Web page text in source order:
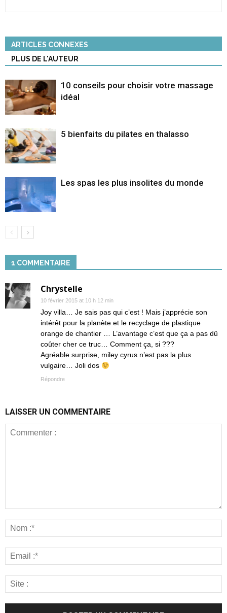
ARTICLES CONNEXES
PLUS DE L'AUTEUR
10 conseils pour choisir votre massage
idéal
5 bienfaits du pilates en thalasso
Les spas les plus insolites du monde
1 COMMENTAIRE
Chrystelle
10 février 2015 at 10 h 12 min
Joy villa… Je sais pas qui c’est ! Mais j’apprécie son
intérêt pour la planète et le recyclage de plastique
orange de chantier … L’avantage c’est que ça a pas dû
coûter cher ce truc… Comment ça, si ???
Agréable surprise, miley cyrus n’est pas la plus
vulgaire… Joli dos
Répondre
LAISSER UN COMMENTAIRE